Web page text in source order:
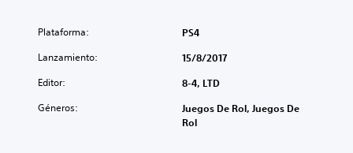
Plataforma: PS4
Lanzamiento: 15/8/2017
Editor: 8-4, LTD
Géneros:
Juegos De Rol, Juegos De
Rol